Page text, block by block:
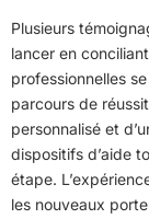
Plusieurs
lancer en
professionnelles
parcours de
personnalisé et
dispositifs d’aide
étape.
les nouveaux